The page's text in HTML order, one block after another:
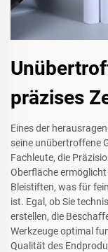
präzises
Eines der
seine unübertroffene
Fachleute, die
Oberfläche
Bleistiften, was für
ist. Egal, ob Sie
erstellen, die
Werkzeuge optimal
Qualität des